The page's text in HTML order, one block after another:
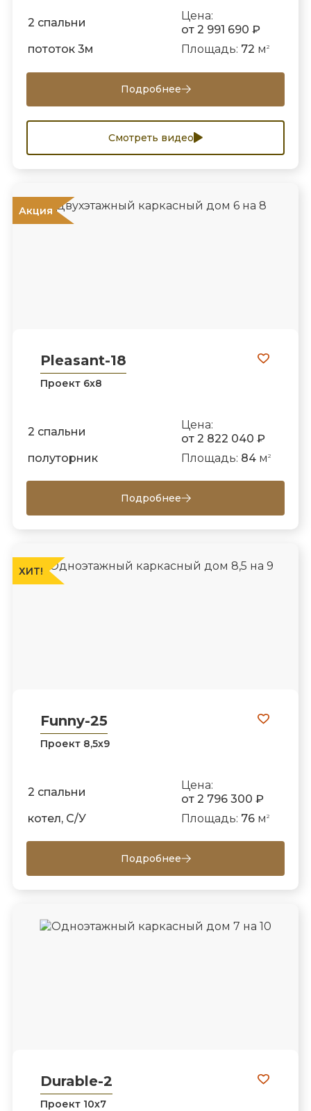
2 спальни
Цена:
от 2 991 690 ₽
пототок 3м
Площадь: 72 м 2
Подробнее
Смотреть видео
Акция
Pleasant-18
Проект 6х8
2 спальни
Цена:
от 2 822 040 ₽
полуторник
Площадь: 84м 2
Подробнее
ХИТ!
Funny-25
Проект 8,5х9
2 спальни
Цена:
от 2 796 300 ₽
котел, С/У
Площадь: 76м 2
Подробнее
Durable-2
Проект 10х7